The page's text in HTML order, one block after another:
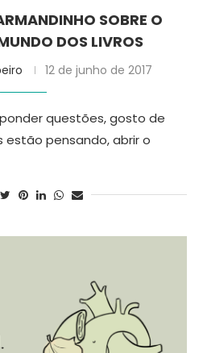
SOBRE O
DOS LIVROS
12 de junho de 2017
questões, gosto de
estão pensando, abrir o